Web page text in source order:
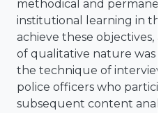
methodical and
institutional learning in
achieve these objectives,
of qualitative nature was
the technique of
police officers who
subsequent content